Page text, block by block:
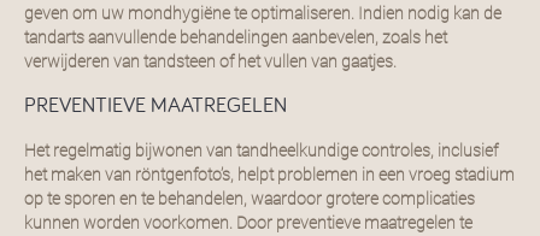
geven om uw mondhygiëne te optimaliseren. Indien nodig kan de
tandarts aanvullende behandelingen aanbevelen, zoals het
verwijderen van tandsteen of het vullen van gaatjes.
PREVENTIEVE MAATREGELEN
Het regelmatig bijwonen van tandheelkundige controles, inclusief
het maken van röntgenfoto’s, helpt problemen in een vroeg stadium
op te sporen en te behandelen, waardoor grotere complicaties
kunnen worden voorkomen. Door preventieve maatregelen te